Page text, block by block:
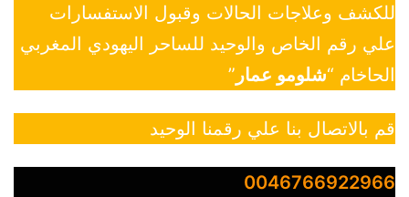
للكشف وعلاجات الحالات وقبول الاستفسارات
علي رقم الخاص والوحيد للساحر اليهودي المغربي
الحاخام “شلومو عمار ”
قم بالاتصال بنا علي رقمنا الوحيد
0046766922966